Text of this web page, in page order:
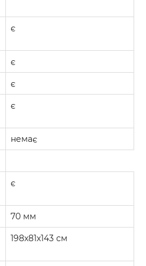
є
є
є
є
немає
є
70 мм
198х81х143 см